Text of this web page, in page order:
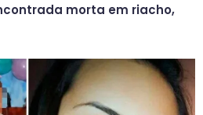
morta em riacho,